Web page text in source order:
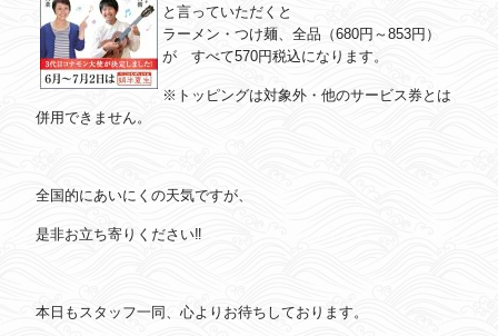
と言っていただくと
ラーメン・つけ麺、全品（680円～853円）
が すべて570円税込になります。
※トッピングは対象外・他のサービス券とは
併用できません。
全国的にあいにくの天気ですが、
是非お立ち寄りください‼
本日もスタッフ一同、心よりお待ちしております。